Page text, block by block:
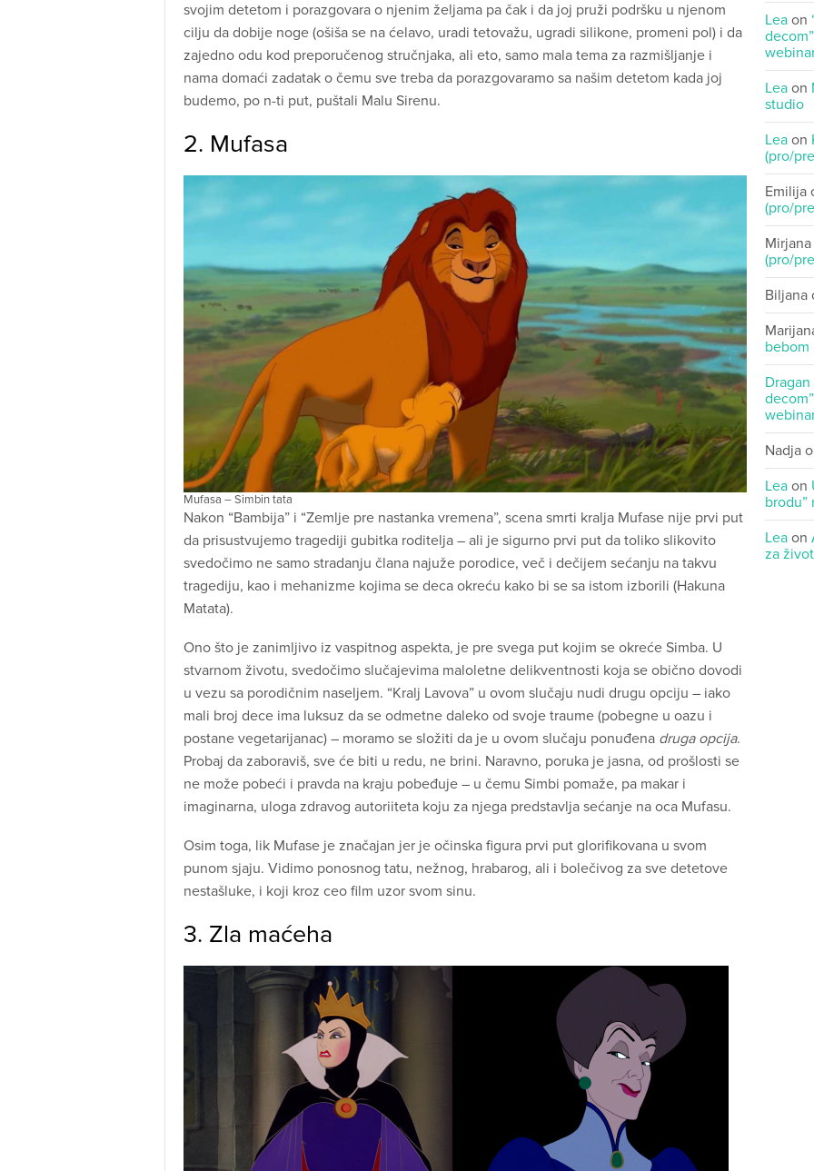
svojim detetom i porazgovara o njenim željama pa čak i da joj pruži podršku u njenom
cilju da dobije noge (ošiša se na ćelavo, uradi tetovažu, ugradi silikone, promeni pol) i da
zajedno odu kod preporučenog stručnjaka, ali eto, samo mala tema za razmišljanje i
nama domaći zadatak o čemu sve treba da porazgovaramo sa našim detetom kada joj
budemo, po n-ti put, puštali Malu Sirenu.
2. Mufasa
Mufasa – Simbin tata
Nakon “Bambija” i “Zemlje pre nastanka vremena”, scena smrti kralja Mufase nije prvi put
da prisustvujemo tragediji gubitka roditelja – ali je sigurno prvi put da toliko slikovito
svedočimo ne samo stradanju člana najuže porodice, več i dečijem sećanju na takvu
tragediju, kao i mehanizme kojima se deca okreću kako bi se sa istom izborili (Hakuna
Matata).
Ono što je zanimljivo iz vaspitnog aspekta, je pre svega put kojim se okreće Simba. U
stvarnom životu, svedočimo slučajevima maloletne delikventnosti koja se obično dovodi
u vezu sa porodičnim naseljem. “Kralj Lavova” u ovom slučaju nudi drugu opciju – iako
mali broj dece ima luksuz da se odmetne daleko od svoje traume (pobegne u oazu i
postane vegetarijanac) – moramo se složiti da je u ovom slučaju ponuđena druga opcija.
Probaj da zaboraviš, sve će biti u redu, ne brini. Naravno, poruka je jasna, od prošlosti se
ne može pobeći i pravda na kraju pobeđuje – u čemu Simbi pomaže, pa makar i
imaginarna, uloga zdravog autoriiteta koju za njega predstavlja sećanje na oca Mufasu.
Osim toga, lik Mufase je značajan jer je očinska figura prvi put glorifikovana u svom
punom sjaju. Vidimo ponosnog tatu, nežnog, hrabarog, ali i bolečivog za sve detetove
nestašluke, i koji kroz ceo film uzor svom sinu.
3. Zla maćeha
Lea on
Lea on
studio
Lea on
(pro/
Emilija
(pro/
Mirjana
(pro/
Biljana
bebom
Dragan
Nadja
Lea on
brodu”
Lea on
za